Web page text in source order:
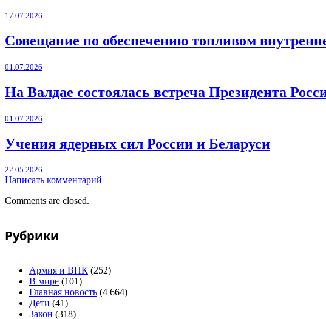
17.07.2026
Совещание по обеспечению топливом
01.07.2026
На Валдае состоялась встреча Президента
01.07.2026
Учения ядерных сил России и Беларуси
22.05.2026
Написать комментарий
Comments are closed.
Рубрики
Армия и ВПК (252)
В мире (101)
Главная новость (4 664)
Дети (41)
Закон (318)